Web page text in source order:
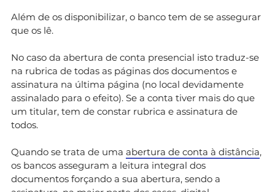
Além de os disponibilizar, o banco tem de se assegurar
que os lê.
No caso da abertura de conta presencial isto traduz-se
na rubrica de todas as páginas dos documentos e
assinatura na última página (no local devidamente
assinalado para o efeito). Se a conta tiver mais do que
um titular, tem de constar rubrica e assinatura de
todos.
Quando se trata de uma abertura de conta à distância,
os bancos asseguram a leitura integral dos
documentos forçando a sua abertura, sendo a